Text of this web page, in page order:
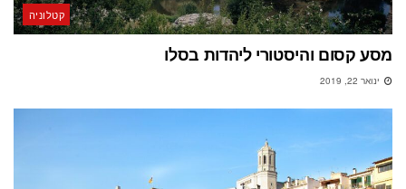
קטלוניה
מסע קסום והיסטורי ליהדות בסלו
ינואר 22, 2019